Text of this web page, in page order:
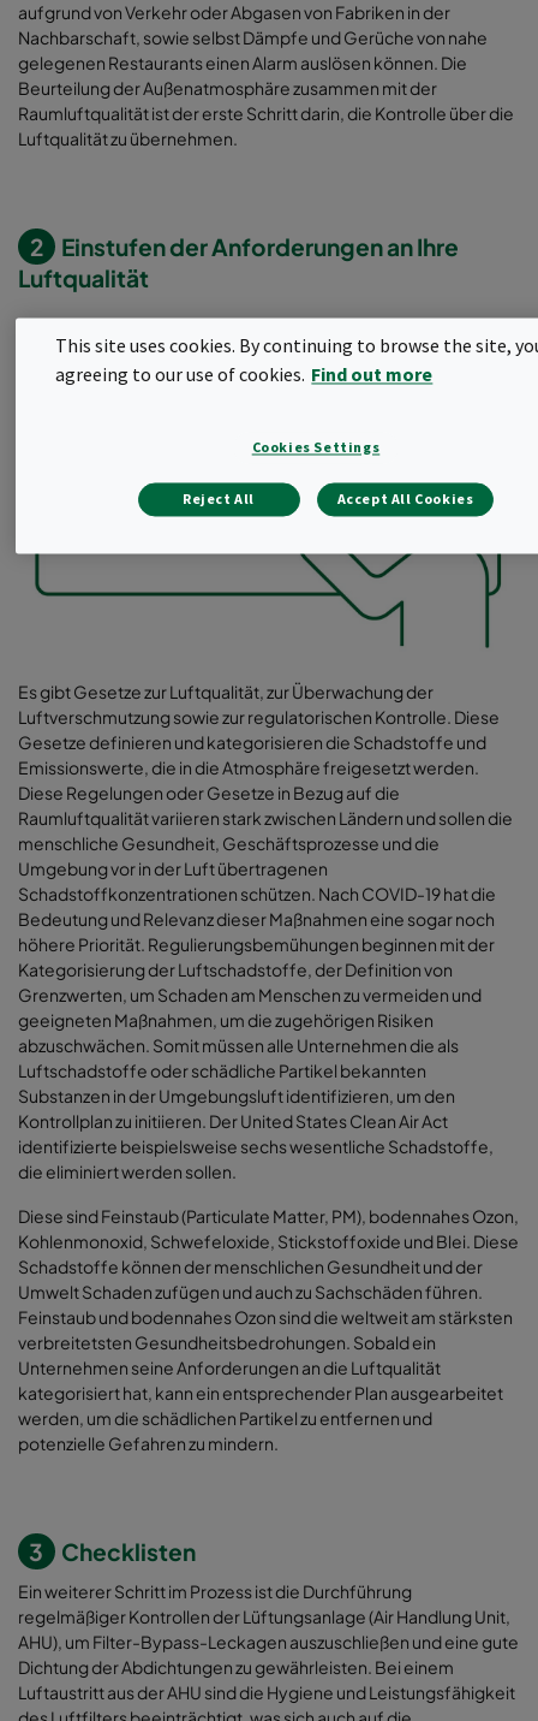
aufgrund von Verkehr oder Abgasen von Fabriken in der
Nachbarschaft, sowie selbst Dämpfe und Gerüche von nahe
gelegenen Restaurants einen Alarm auslösen können. Die
Beurteilung der Außenatmosphäre zusammen mit der
Raumluftqualität ist der erste Schritt darin, die Kontrolle über die
Luftqualität zu übernehmen.
2
Einstufen der Anforderungen an Ihre
Luftqualität
Es gibt Gesetze zur Luftqualität, zur Überwachung der
Luftverschmutzung sowie zur regulatorischen Kontrolle. Diese
Gesetze definieren und kategorisieren die Schadstoffe und
Emissionswerte, die in die Atmosphäre freigesetzt werden.
Diese Regelungen oder Gesetze in Bezug auf die
Raumluftqualität variieren stark zwischen Ländern und sollen die
menschliche Gesundheit, Geschäftsprozesse und die
Umgebung vor in der Luft übertragenen
Schadstoffkonzentrationen schützen. Nach COVID-19 hat die
Bedeutung und Relevanz dieser Maßnahmen eine sogar noch
höhere Priorität. Regulierungsbemühungen beginnen mit der
Kategorisierung der Luftschadstoffe, der Definition von
Grenzwerten, um Schaden am Menschen zu vermeiden und
geeigneten Maßnahmen, um die zugehörigen Risiken
abzuschwächen. Somit müssen alle Unternehmen die als
Luftschadstoffe oder schädliche Partikel bekannten
Substanzen in der Umgebungsluft identifizieren, um den
Kontrollplan zu initiieren. Der United States Clean Air Act
identifizierte beispielsweise sechs wesentliche Schadstoffe,
die eliminiert werden sollen.
Diese sind Feinstaub (Particulate Matter, PM), bodennahes Ozon,
Kohlenmonoxid, Schwefeloxide, Stickstoffoxide und Blei. Diese
Schadstoffe können der menschlichen Gesundheit und der
Umwelt Schaden zufügen und auch zu Sachschäden führen.
Feinstaub und bodennahes Ozon sind die weltweit am stärksten
verbreitetsten Gesundheitsbedrohungen. Sobald ein
Unternehmen seine Anforderungen an die Luftqualität
kategorisiert hat, kann ein entsprechender Plan ausgearbeitet
werden, um die schädlichen Partikel zu entfernen und
potenzielle Gefahren zu mindern.
3 Checklisten
Ein weiterer Schritt im Prozess ist die Durchführung
regelmäßiger Kontrollen der Lüftungsanlage (Air Handlung Unit,
AHU), um Filter-Bypass-Leckagen auszuschließen und eine gute
Dichtung der Abdichtungen zu gewährleisten. Bei einem
Luftaustritt aus der AHU sind die Hygiene und Leistungsfähigkeit
This site uses cookies. By continuing to browse the site,
agreeing to our use of cookies. Find out more
Cookies Settings
Reject All Accept All Cookies